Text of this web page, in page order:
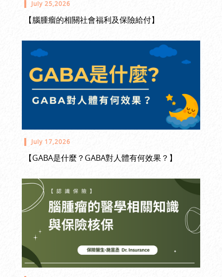
July 25,2026
【腦腫瘤的相關社會福利及保險給付】
July 17,2026
【GABA是什麼？GABA對人體有何效果？】